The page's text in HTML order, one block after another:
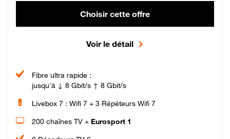
Choisir cette offre
Voir le détail
Fibre ultra rapide :
jusqu'à ↓ 8 Gbit/s ↑ 8 Gbit/s
Livebox 7 : Wifi 7 + 3 Répéteurs Wifi 7
200 chaînes TV + Eurosport 1